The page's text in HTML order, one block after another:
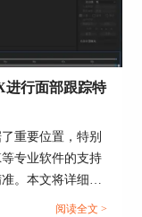
进行面部跟踪特
重要位置，特别
专业软件的支持
。本文将详细介
用BorisFX进行
阅读全文 >